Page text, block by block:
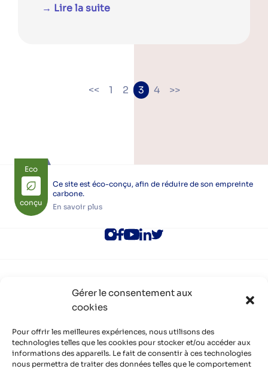
Gérer le consentement aux
cookies
Pour offrir les meilleures expériences, nous utilisons des
technologies telles que les cookies pour stocker et/ou accéder aux
informations des appareils. Le fait de consentir à ces technologies
nous permettra de traiter des données telles que le comportement
→ Lire la suite
Pagination
publications
<< 1 2 3 4 >>
Eco
conçu
Ce site est éco-conçu, afin de réduire de son empreinte
carbone.
En savoir plus
Rejoindre l’ALEC Lyon
Adhérer à l’ALEC Lyon
Politique de cookies (UE)
Partenaires
Découvrir nos partenaires, réseaux, soutiens